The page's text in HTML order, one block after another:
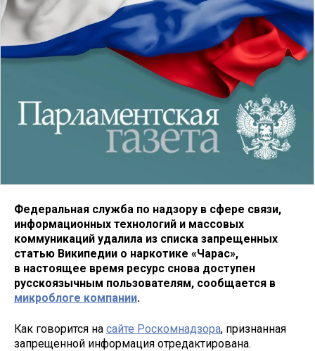
Федеральная служба по надзору в сфере связи,
информационных технологий и массовых
коммуникаций удалила из списка запрещенных
статью Википедии о наркотике «Чарас»,
в настоящее время ресурс снова доступен
русскоязычным пользователям, сообщается в
микроблоге компании.
Как говорится на сайте Роскомнадзора, признанная
запрещенной информация отредактирована.